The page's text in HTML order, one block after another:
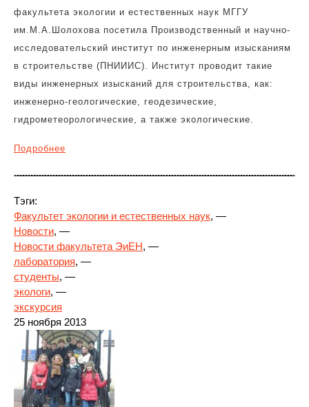
факультета экологии и естественных наук МГГУ
им.М.А.Шолохова посетила Производственный и научно-
исследовательский институт по инженерным изысканиям
в строительстве (ПНИИИС). Институт проводит такие
виды инженерных изысканий для строительства, как:
инженерно-геологические, геодезические,
гидрометеорологические, а также экологические.
Подробнее
Тэги:
Факультет экологии и естественных наук, —
Новости, —
Новости факультета ЭиЕН, —
лаборатория, —
студенты, —
экологи, —
экскурсия
25 ноября 2013